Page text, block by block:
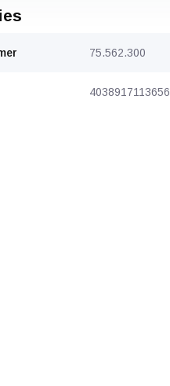
75.562.300
4038917113656